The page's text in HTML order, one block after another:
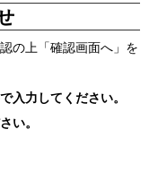
の上「確認画面へ」を
入力してください。
い。